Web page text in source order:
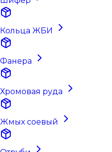
Кольца ЖБИ
Фанера
Хромовая руда
Жмых соевый